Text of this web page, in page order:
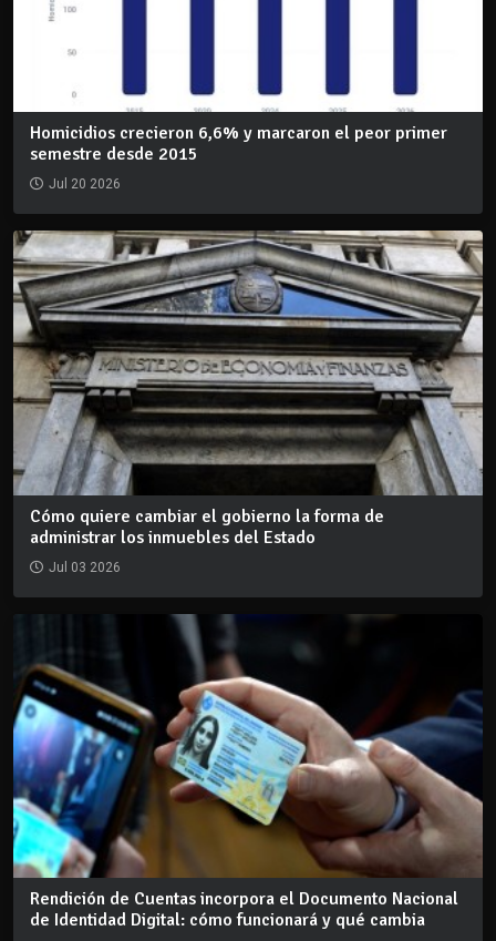
Homicidios crecieron 6,6% y marcaron el peor primer
semestre desde 2015
Jul 20 2026
Cómo quiere cambiar el gobierno la forma de
administrar los inmuebles del Estado
Jul 03 2026
Rendición de Cuentas incorpora el Documento Nacional
de Identidad Digital: cómo funcionará y qué cambia